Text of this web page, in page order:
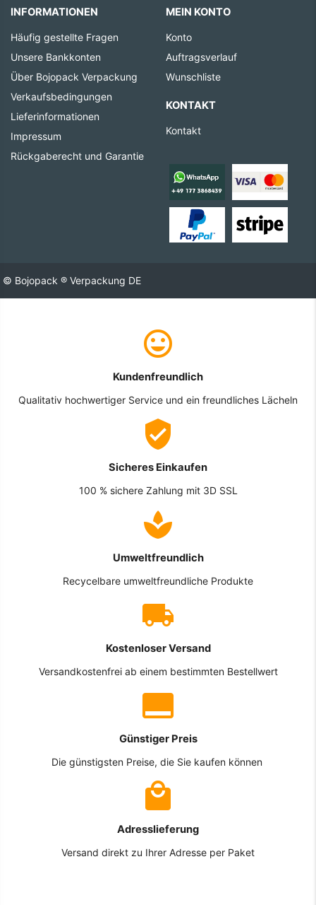
INFORMATIONEN
Häufig gestellte Fragen
Unsere Bankkonten
Über Bojopack Verpackung
Verkaufsbedingungen
Lieferinformationen
Impressum
Rückgaberecht und Garantie
MEIN KONTO
Konto
Auftragsverlauf
Wunschliste
KONTAKT
Kontakt
© Bojopack ® Verpackung DE
Kundenfreundlich
Qualitativ hochwertiger Service und ein freundliches Lächeln
Sicheres Einkaufen
100 % sichere Zahlung mit 3D SSL
Umweltfreundlich
Recycelbare umweltfreundliche Produkte
Kostenloser Versand
Versandkostenfrei ab einem bestimmten Bestellwert
Günstiger Preis
Die günstigsten Preise, die Sie kaufen können
Adresslieferung
Versand direkt zu Ihrer Adresse per Paket